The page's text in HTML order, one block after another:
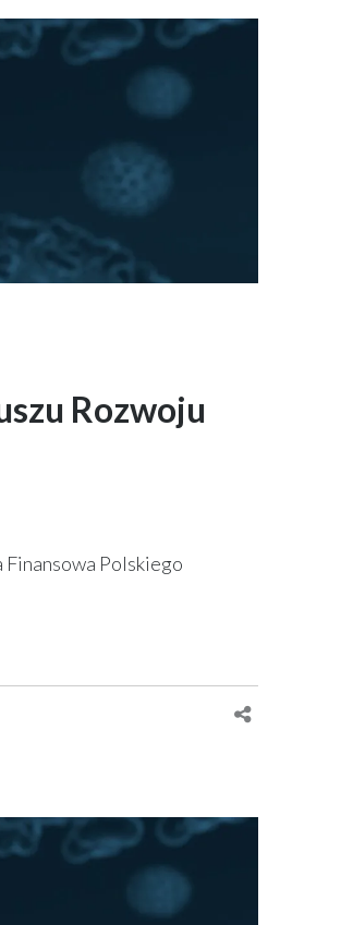
Rozwoju
Finansowa Polskiego